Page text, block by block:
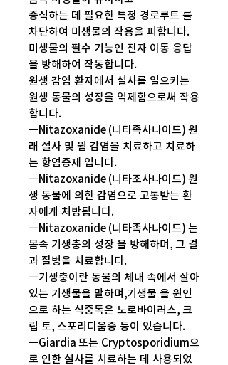
증식하는 데 필요한 특정 경로루트 를
차단하여 미생물의 작용을 피합니다.
미생물의 필수 기능인 전자 이동 응답
을 방해하여 작동합니다.
원생 감염 환자에서 설사를 일으키는
원생 동물의 성장을 억제함으로써 작용
합니다.
ㅡNitazoxanide (니타족사나이드) 원
래 설사 및 웜 감염을 치료하고 치료하
는 항염증제 입니다.
ㅡNitazoxanide (니타조사나이드) 원
생 동물에 의한 감염으로 고통받는 환
자에게 처방됩니다.
ㅡNitazoxanide (니타족사나이드) 는
몸속 기생충의 성장 을 방해하며, 그 결
과 질병을 치료합니다.
ㅡ기생충이란 동물의 체내 속에서 살아
있는 기생물을 말하며,기생물 을 원인
으로 하는 식중독은 노로바이러스, 크
립 토, 스포리디움증 등이 있습니다.
ㅡGiardia 또는 Cryptosporidium으
로 인한 설사를 치료하는 데 사용되었